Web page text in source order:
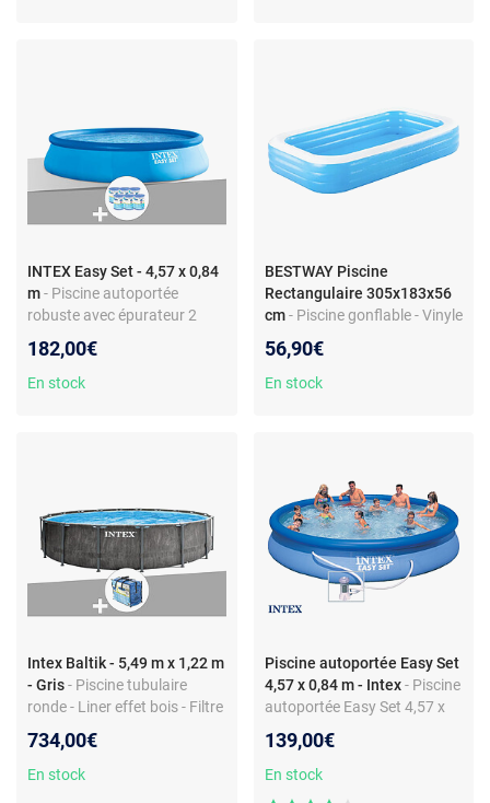
INTEX Easy Set - 4,57 x 0,84
m- Piscine autoportée
robuste avec épurateur 2
182,00€
En stock
BESTWAY Piscine
Rectangulaire 305x183x56
cm - Piscine gonflable - Vinyle
Capacité 1161 L
56,90€
En stock
Intex Baltik - 5,49 m x 1,22 m
- Gris- Piscine tubulaire
ronde - Liner effet bois - Filtre
Accessoires inclus
734,00€
En stock
Piscine autoportée Easy Set
4,57 x 0,84 m - Intex - Piscine
autoportée Easy Set 4,57 x
139,00€
En stock